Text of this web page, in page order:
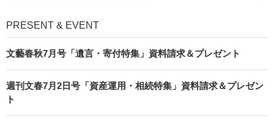
PRESENT & EVENT
文藝春秋7月号「遺言・寄付特集」資料請求＆プレゼント
週刊文春7月2日号「資産運用・相続特集」資料請求＆プレゼン
ト